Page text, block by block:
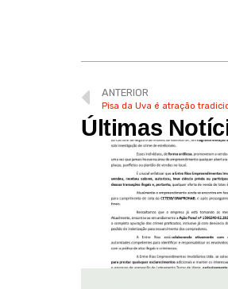
ANTERIOR
Pisa da Uva é atração
Últimas